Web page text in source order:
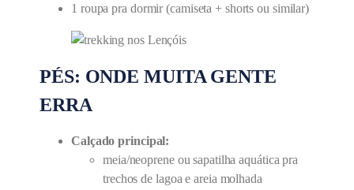
1 roupa pra dormir (camiseta + shorts ou similar)
PÉS: ONDE MUITA GENTE
ERRA
Calçado principal:
meia/neoprene ou sapatilha aquática pra
trechos de lagoa e areia molhada